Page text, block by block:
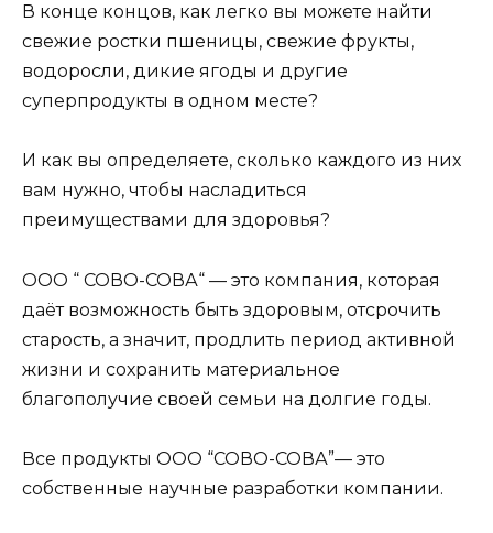
В конце концов, как легко вы можете найти
свежие ростки пшеницы, свежие фрукты,
водоросли, дикие ягоды и другие
суперпродукты в одном месте?
И как вы определяете, сколько каждого из них
вам нужно, чтобы насладиться
преимуществами для здоровья?
ООО “ СОВО-СОВА“ — это компания, которая
даёт возможность быть здоровым, отсрочить
старость, а значит, продлить период активной
жизни и сохранить материальное
благополучие своей семьи на долгие годы.
Все продукты ООО “СОВО-СОВА”— это
собственные научные разработки компании.